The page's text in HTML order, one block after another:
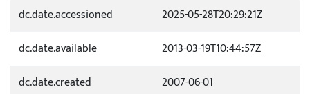
dc.date.accessioned
2025-05-28T20:29:21Z
dc.date.available
2013-03-19T10:44:57Z
dc.date.created
2007-06-01